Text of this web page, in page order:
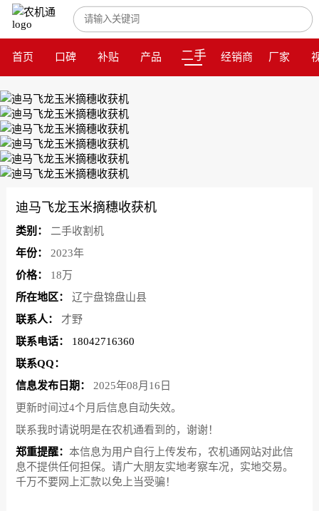
首页 口碑 补贴 产品 二手 经销商 厂家
迪马飞龙玉米摘穗收获机
类别：
二手收割机
年份：
2023年
价格：
18万
所在地区：
辽宁盘锦盘山县
联系人：
才野
联系电话：
18042716360
联系QQ：
信息发布日期：
2025年08月16日
更新时间过4个月后信息自动失效。
联系我时请说明是在农机通看到的，谢谢！
郑重提醒： 本信息为用户自行上传发布，农机通网站对此信
息不提供任何担保。请广大朋友实地考察车况，实地交易。
千万不要网上汇款以免上当受骗！